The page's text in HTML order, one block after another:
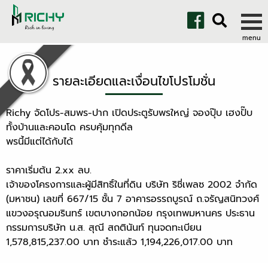
รายละเอียดและเงื่อนไขโปรโมชั่น
Richy จัดโปร-สมพร-ปาก เปิดประตูรับพรใหญ่ จองปุ๊บ เฮงปั๊บ
ทั้งบ้านและคอนโด ครบคุ้มทุกดีล
พรนี้มีแต่ได้กับได้
ราคาเริ่มต้น 2.xx ลบ.
เจ้าของโครงการและผู้มีสิทธิ์ในที่ดิน บริษัท ริชี่เพลซ 2002 จำกัด
(มหาชน) เลขที่ 667/15 ชั้น 7 อาคารอรรถบูรณ์ ถ.จรัญสนิทวงศ์
แขวงอรุณอมรินทร์ เขตบางกอกน้อย กรุงเทพมหานคร ประธาน
กรรมการบริษัท น.ส. สุณี สถตินันท์ ทุนจดทะเบียน
1,578,815,237.00 บาท ชำระแล้ว 1,194,226,017.00 บาท